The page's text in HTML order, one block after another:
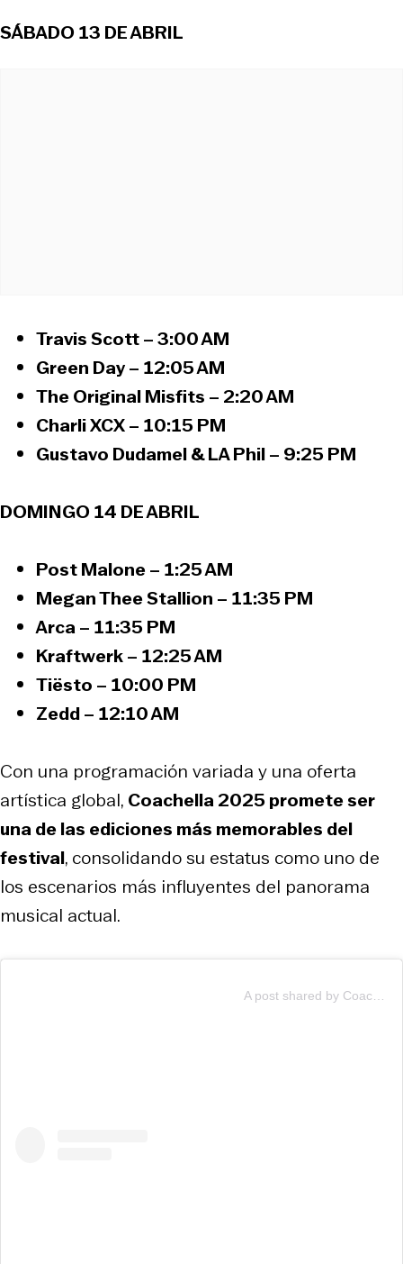
SÁBADO 13 DE ABRIL
Travis Scott – 3:00 AM
Green Day – 12:05 AM
The Original Misfits – 2:20 AM
Charli XCX – 10:15 PM
Gustavo Dudamel & LA Phil – 9:25 PM
DOMINGO 14 DE ABRIL
Post Malone – 1:25 AM
Megan Thee Stallion – 11:35 PM
Arca – 11:35 PM
Kraftwerk – 12:25 AM
Tiësto – 10:00 PM
Zedd – 12:10 AM
Con una programación variada y una oferta
artística global, Coachella 2025 promete ser
una de las ediciones más memorables del
festival, consolidando su estatus como uno de
los escenarios más influyentes del panorama
musical actual.
A post shared by Coachella (@coachella)